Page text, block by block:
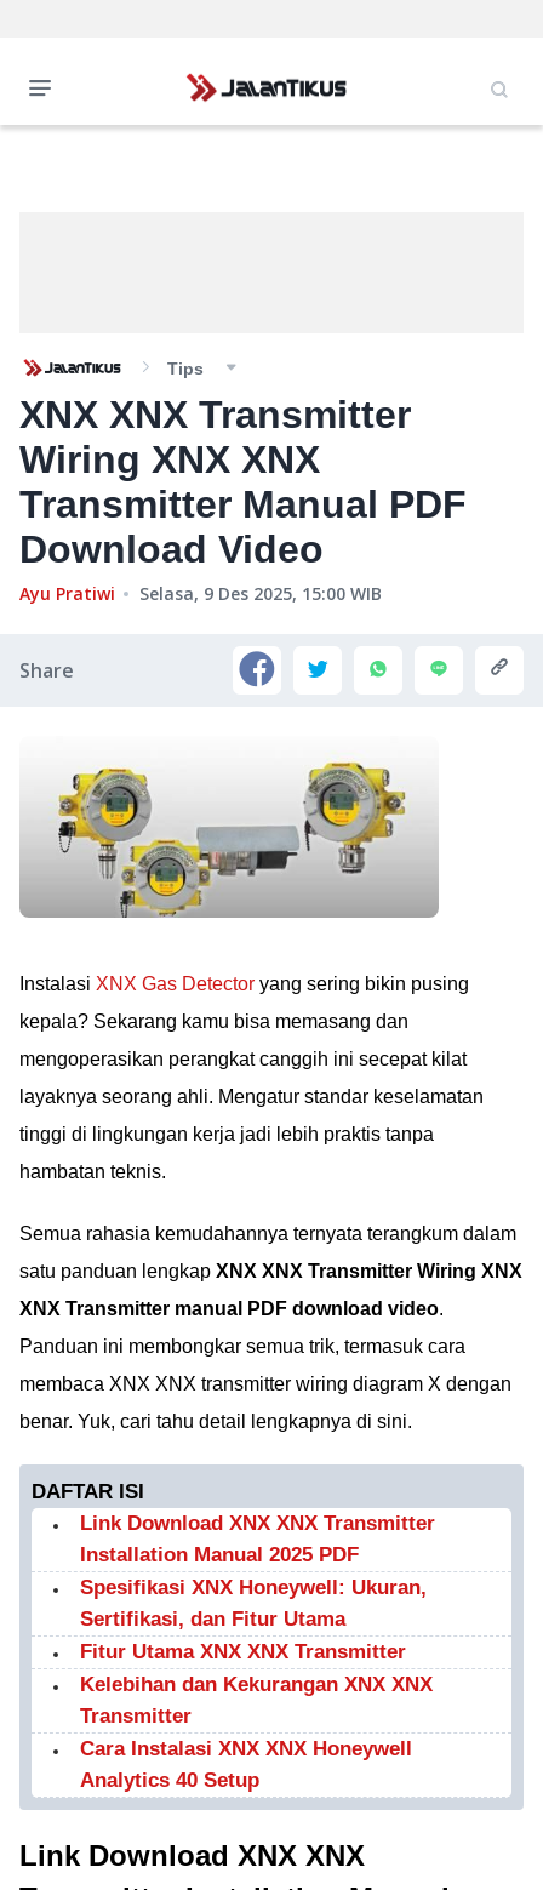
Tips
XNX XNX Transmitter
Wiring XNX XNX
Transmitter Manual PDF
Download Video
Ayu Pratiwi Selasa, 9 Des 2025, 15:00 WIB
Share
Instalasi XNX Gas Detector yang sering bikin pusing
kepala? Sekarang kamu bisa memasang dan
mengoperasikan perangkat canggih ini secepat kilat
layaknya seorang ahli. Mengatur standar keselamatan
tinggi di lingkungan kerja jadi lebih praktis tanpa
hambatan teknis.
Semua rahasia kemudahannya ternyata terangkum dalam
satu panduan lengkap XNX XNX Transmitter Wiring XNX
XNX Transmitter manual PDF download video.
Panduan ini membongkar semua trik, termasuk cara
membaca XNX XNX transmitter wiring diagram X dengan
benar. Yuk, cari tahu detail lengkapnya di sini.
DAFTAR ISI
Link Download XNX XNX Transmitter
Installation Manual 2025 PDF
Spesifikasi XNX Honeywell: Ukuran,
Sertifikasi, dan Fitur Utama
Fitur Utama XNX XNX Transmitter
Kelebihan dan Kekurangan XNX XNX
Transmitter
Cara Instalasi XNX XNX Honeywell
Analytics 40 Setup
Link Download XNX XNX